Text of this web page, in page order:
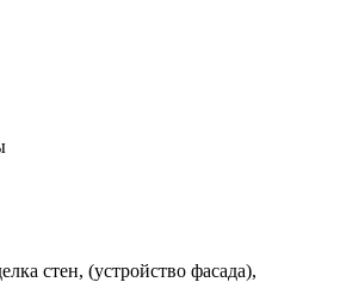
стен, (устройство фасада),